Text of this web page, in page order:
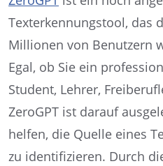
Texterkennungstool, das
Millionen von Benutzern
Egal, ob Sie ein
Student, Lehrer,
ZeroGPT ist darauf
helfen, die Quelle eines
zu identifizieren. Durch